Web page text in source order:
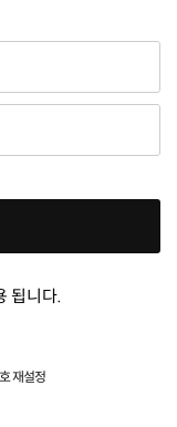
됩니다.
재설정